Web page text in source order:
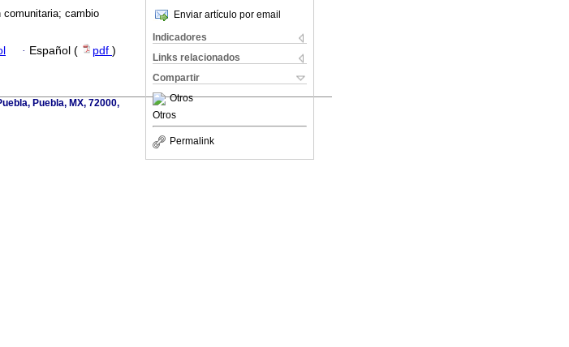
Enviar artículo por email
Indicadores
Links relacionados
Compartir
Otros
Otros
Permalink
cambio
· Español ( pdf )
Puebla, MX, 72000,